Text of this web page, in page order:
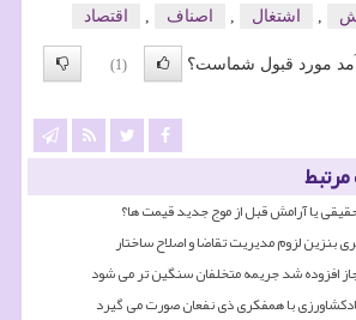
, اشتغال , اصناف , اقتصاد
مورد قبول شماست؟
(1)
یا آرامش قبل از موج جدید قیمت ها؟
افزوده شد جریمه متخلفان سنگین تر می شود
با همفکری ذی نفعان صورت می گیرد